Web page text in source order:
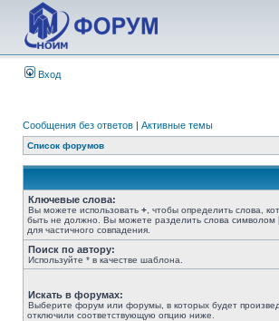
Вход
Сообщения без ответов | Активные темы
Список форумов
Ключевые слова:
Вы можете использовать + , чтобы определить слова,
быть не должно. Вы можете разделить слова символом |
для частичного совпадения.
Поиск по автору:
Используйте * в качестве шаблона.
Искать в форумах:
Выберите форум или форумы, в которых будет
отключили соответствующую опцию ниже.